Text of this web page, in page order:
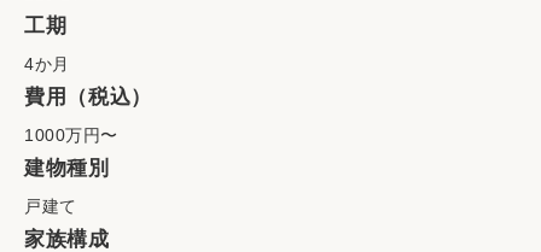
工期
4か月
費用（税込）
1000万円〜
建物種別
戸建て
家族構成